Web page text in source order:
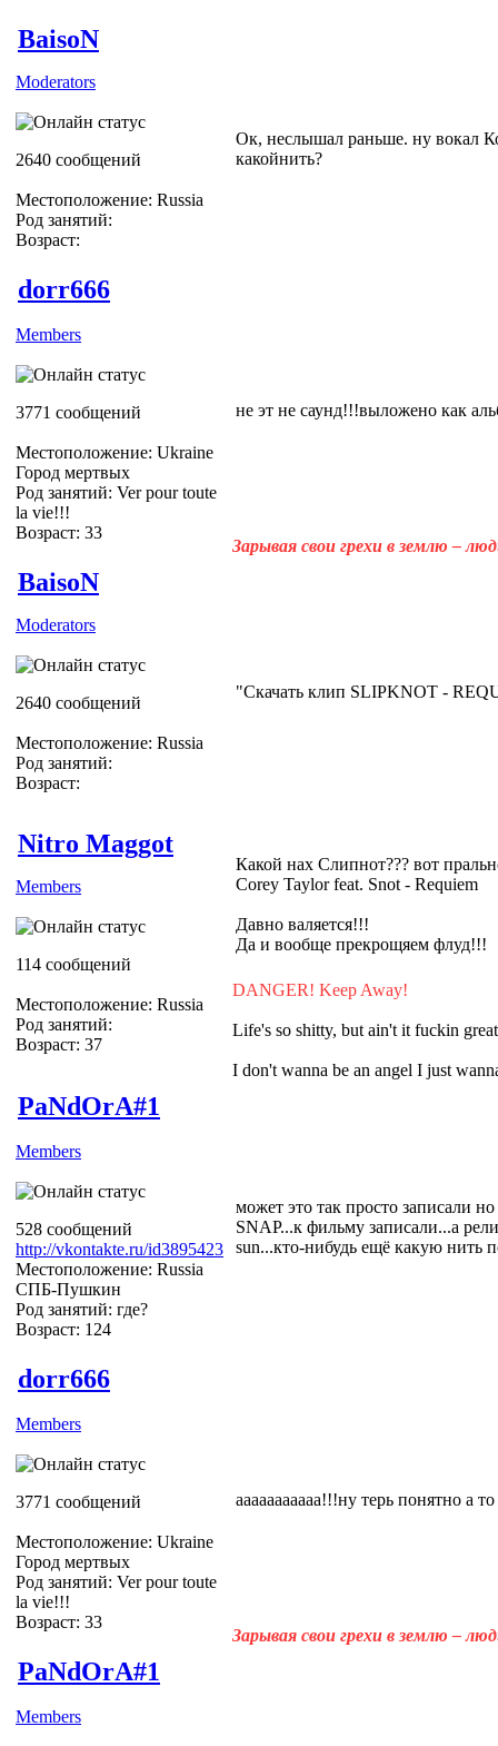
BaisoN
Moderators
2640 сообщений
Местоположение: Russia
Род занятий:
Возраст:
Ок, неслышал раньше. ну вокал
какойнить?
dorr666
Members
3771 сообщений
Местоположение: Ukraine
Город мертвых
Род занятий: Ver pour toute
la vie!!!
Возраст: 33
не эт не саунд!!!выложено как
Зарывая свои грехи в землю –
BaisoN
Moderators
2640 сообщений
Местоположение: Russia
Род занятий:
Возраст:
"Скачать клип SLIPKNOT -
Nitro Maggot
Members
114 сообщений
Местоположение: Russia
Род занятий:
Возраст: 37
Какой нах Слипнот??? вот
Corey Taylor feat. Snot - Requiem
Давно валяется!!!
Да и вообще прекрощяем флуд!!!
DANGER! Keep Away!
Life's so shitty, but ain't it fuckin
I don't wanna be an angel I just
PaNdOrA#1
Members
528 сообщений
http://vkontakte.ru/id3895423
Местоположение: Russia
СПБ-Пушкин
Род занятий: где?
Возраст: 124
может это так просто записали
SNAP...к фильму записали...а
sun...кто-нибудь ещё какую нить
dorr666
Members
3771 сообщений
Местоположение: Ukraine
Город мертвых
Род занятий: Ver pour toute
la vie!!!
Возраст: 33
ааааааааааа!!!ну терь понятно а
Зарывая свои грехи в землю –
PaNdOrA#1
Members